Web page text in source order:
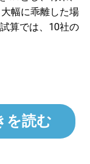
幅に乖離した場
算では、10社の
を読む